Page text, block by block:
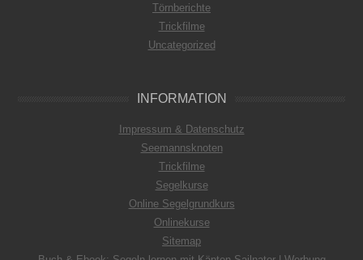
Törnberichte
Trickfilme
Uncategorized
INFORMATION
Impressum & Datenschutz
Seemannsknoten
Trickfilme
Segelkurse
Online Segelgrundkurs
Onlinekurse
Sitemap